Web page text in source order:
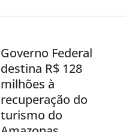
Governo Federal
destina R$ 128
milhões à
recuperação do
turismo do